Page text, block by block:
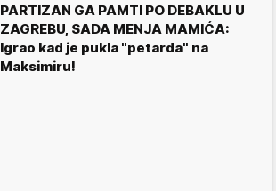
PARTIZAN GA PAMTI PO DEBAKLU U
ZAGREBU, SADA MENJA MAMIĆA:
Igrao kad je pukla "petarda" na
Maksimiru!